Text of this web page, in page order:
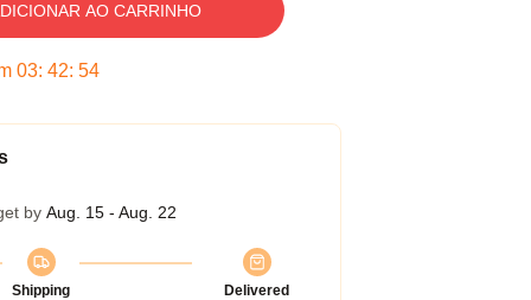
AO CARRINHO
03: 42: 54
by Aug. 15 - Aug. 22
Shipping
Delivered